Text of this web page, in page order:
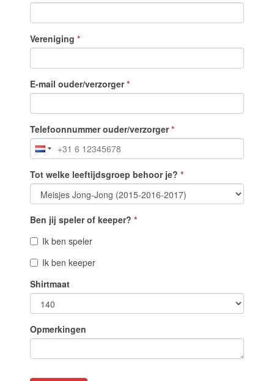
Vereniging*
E-mail ouder/verzorger*
Telefoonnummer ouder/verzorger*
Tot welke leeftijdsgroep behoor je?*
Ben jij speler of keeper?*
Ik ben speler
Ik ben keeper
Shirtmaat
Opmerkingen